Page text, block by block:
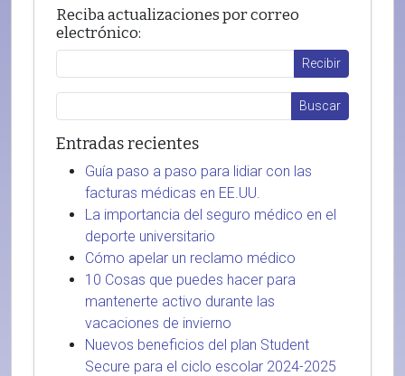
Reciba actualizaciones por correo
electrónico:
Entradas recientes
Guía paso a paso para lidiar con las
facturas médicas en EE.UU.
La importancia del seguro médico en el
deporte universitario
Cómo apelar un reclamo médico
10 Cosas que puedes hacer para
mantenerte activo durante las
vacaciones de invierno
Nuevos beneficios del plan Student
Secure para el ciclo escolar 2024-2025